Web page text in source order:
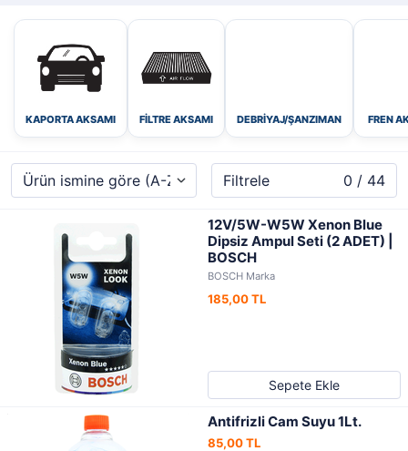
KAPORTA AKSAMI FILTRE AKSAMI DEBRIYAJ/ŞANZIMAN FREN
Filtrele 0 / 44
12V/5W-W5W Xenon Blue
Dipsiz Ampul Seti (2 ADET) |
BOSCH
BOSCH Marka
185,00 TL
Sepete Ekle
Antifrizli Cam Suyu 1Lt.
85,00 TL